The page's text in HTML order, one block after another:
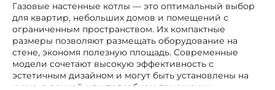
Газовые настенные котлы — это оптимальный выбор
для квартир, небольших домов и помещений с
ограниченным пространством. Их компактные
размеры позволяют размещать оборудование на
стене, экономя полезную площадь. Современные
модели сочетают высокую эффективность с
эстетичным дизайном и могут быть установлены на
кухне, в ванной или подсобном помещении,